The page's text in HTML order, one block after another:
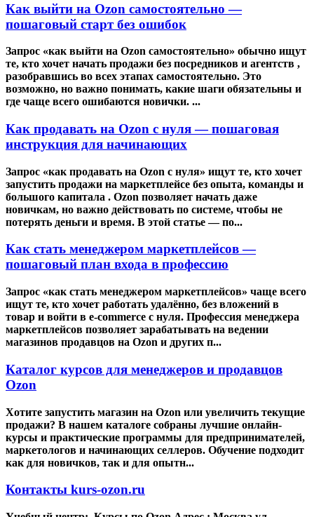
Как выйти на Ozon самостоятельно —
пошаговый старт без ошибок
Запрос «как выйти на Ozon самостоятельно» обычно ищут
те, кто хочет начать продажи без посредников и агентств ,
разобравшись во всех этапах самостоятельно. Это
возможно, но важно понимать, какие шаги обязательны и
где чаще всего ошибаются новички. ...
Как продавать на Ozon с нуля — пошаговая
инструкция для начинающих
Запрос «как продавать на Ozon с нуля» ищут те, кто хочет
запустить продажи на маркетплейсе без опыта, команды и
большого капитала . Ozon позволяет начать даже
новичкам, но важно действовать по системе, чтобы не
потерять деньги и время. В этой статье — по...
Как стать менеджером маркетплейсов —
пошаговый план входа в профессию
Запрос «как стать менеджером маркетплейсов» чаще всего
ищут те, кто хочет работать удалённо, без вложений в
товар и войти в e-commerce с нуля. Профессия менеджера
маркетплейсов позволяет зарабатывать на ведении
магазинов продавцов на Ozon и других п...
Каталог курсов для менеджеров и продавцов
Ozon
Хотите запустить магазин на Ozon или увеличить текущие
продажи? В нашем каталоге собраны лучшие онлайн-
курсы и практические программы для предпринимателей,
маркетологов и начинающих селлеров. Обучение подходит
как для новичков, так и для опытн...
Контакты kurs-ozon.ru